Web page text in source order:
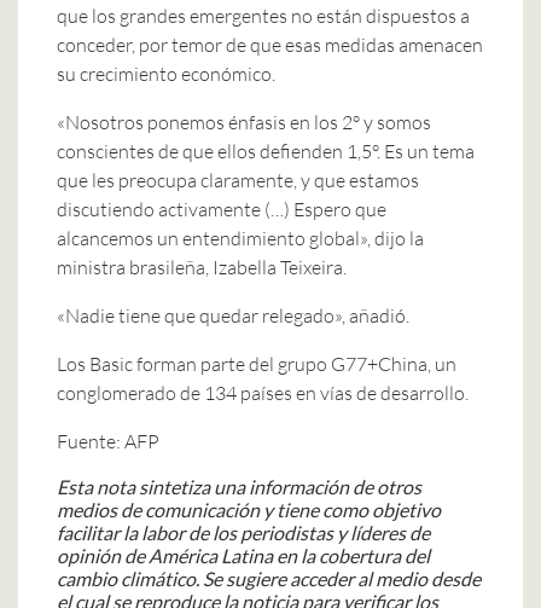
que los grandes emergentes no están dispuestos a
conceder, por temor de que esas medidas amenacen
su crecimiento económico.
«Nosotros ponemos énfasis en los 2° y somos
conscientes de que ellos defienden 1,5°. Es un tema
que les preocupa claramente, y que estamos
discutiendo activamente (…) Espero que
alcancemos un entendimiento global», dijo la
ministra brasileña, Izabella Teixeira.
«Nadie tiene que quedar relegado», añadió.
Los Basic forman parte del grupo G77+China, un
conglomerado de 134 países en vías de desarrollo.
Fuente: AFP
Esta nota sintetiza una información de otros
medios de comunicación y tiene como objetivo
facilitar la labor de los periodistas y líderes de
opinión de América Latina en la cobertura del
cambio climático. Se sugiere acceder al medio desde
el cual se reproduce la noticia para verificar los